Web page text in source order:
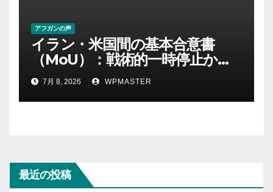
アフガンの声
イラン・米国間の基本合意書
（MoU）：戦術的一時停止か、
それとも新たな地域秩序の始ま
りか？ Part-2
7月 8, 2026 WPMASTER
最近の投稿